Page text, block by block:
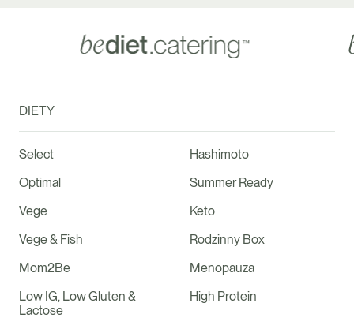
DIETY
Select
Optimal
Vege
Vege & Fish
Mom2Be
Low IG, Low Gluten &
Lactose
Hashimoto
Summer Ready
Keto
Rodzinny Box
Menopauza
High Protein